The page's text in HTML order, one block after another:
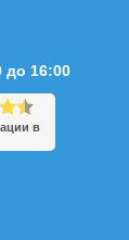
до 16:00
в